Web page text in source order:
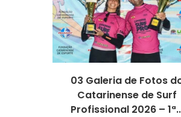
03 Galeria de Fotos
Catarinense de Surf
Profissional 2026 –